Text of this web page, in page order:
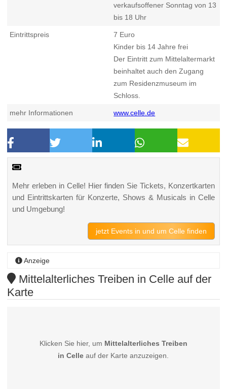
verkaufsoffener Sonntag von 13
bis 18 Uhr
Eintrittspreis
7 Euro
Kinder bis 14 Jahre frei
Der Eintritt zum Mittelaltermarkt
beinhaltet auch den Zugang
zum Residenzmuseum im
Schloss.
mehr Informationen www.celle.de
Mehr erleben in Celle! Hier finden Sie Tickets, Konzertkarten
und Eintrittskarten für Konzerte, Shows & Musicals in Celle
und Umgebung!
jetzt Events in und um Celle finden
Anzeige
Mittelalterliches Treiben in Celle auf der
Karte
Klicken Sie hier, um Mittelalterliches Treiben
in Celle auf der Karte anzuzeigen.